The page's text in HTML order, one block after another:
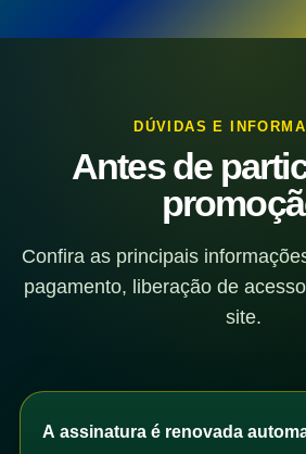
DÚVIDAS E
Antes de
Confira as principais
pagamento, liberação de
site.
A assinatura é renovada